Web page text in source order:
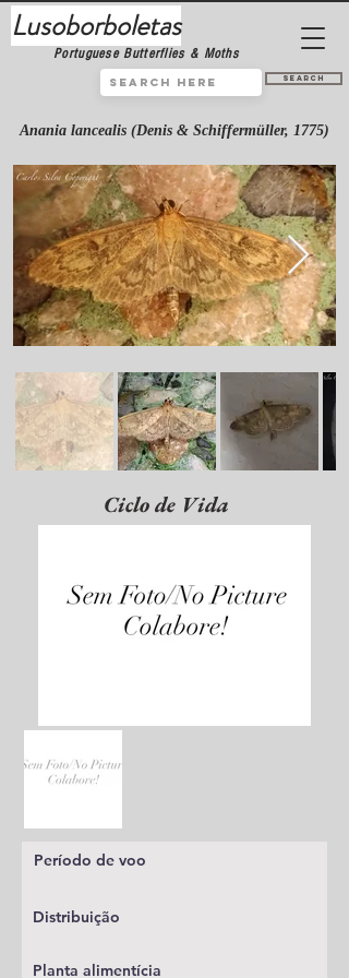
Lusoborboletas
Portuguese Butterflies & Moths
Search
Anania lancealis (Denis & Schiffermüller, 1775)
Ciclo de Vida
Período de voo
Distribuição
Planta alimentícia